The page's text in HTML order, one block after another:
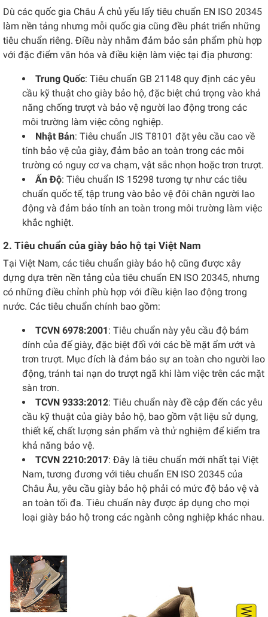
Dù các quốc gia Châu Á chủ yếu lấy tiêu chuẩn EN ISO 20345
làm nền tảng nhưng mỗi quốc gia cũng đều phát triển những
tiêu chuẩn riêng. Điều này nhằm đảm bảo sản phẩm phù hợp
với đặc điểm văn hóa và điều kiện làm việc tại địa phương:
Trung Quốc: Tiêu chuẩn GB 21148 quy định các yêu
cầu kỹ thuật cho giày bảo hộ, đặc biệt chú trọng vào khả
năng chống trượt và bảo vệ người lao động trong các
môi trường làm việc công nghiệp.
Nhật Bản: Tiêu chuẩn JIS T8101 đặt yêu cầu cao về
tính bảo vệ của giày, đảm bảo an toàn trong các môi
trường có nguy cơ va chạm, vật sắc nhọn hoặc trơn trượt.
Ấn Độ: Tiêu chuẩn IS 15298 tương tự như các tiêu
chuẩn quốc tế, tập trung vào bảo vệ đôi chân người lao
động và đảm bảo tính an toàn trong môi trường làm việc
khắc nghiệt.
2. Tiêu chuẩn của giày bảo hộ tại Việt Nam
Tại Việt Nam, các tiêu chuẩn giày bảo hộ cũng được xây
dựng dựa trên nền tảng của tiêu chuẩn EN ISO 20345, nhưng
có những điều chỉnh phù hợp với điều kiện lao động trong
nước. Các tiêu chuẩn chính bao gồm:
TCVN 6978:2001: Tiêu chuẩn này yêu cầu độ bám
dính của đế giày, đặc biệt đối với các bề mặt ẩm ướt và
trơn trượt. Mục đích là đảm bảo sự an toàn cho người lao
động, tránh tai nạn do trượt ngã khi làm việc trên các mặt
sàn trơn.
TCVN 9333:2012: Tiêu chuẩn này đề cập đến các yêu
cầu kỹ thuật của giày bảo hộ, bao gồm vật liệu sử dụng,
thiết kế, chất lượng sản phẩm và thử nghiệm để kiểm tra
khả năng bảo vệ.
TCVN 2210:2017: Đây là tiêu chuẩn mới nhất tại Việt
Nam, tương đương với tiêu chuẩn EN ISO 20345 của
Châu Âu, yêu cầu giày bảo hộ phải có mức độ bảo vệ và
an toàn tối đa. Tiêu chuẩn này được áp dụng cho mọi
loại giày bảo hộ trong các ngành công nghiệp khác nhau.